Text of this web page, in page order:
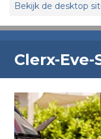
Bekijk de desktop
Clerx-